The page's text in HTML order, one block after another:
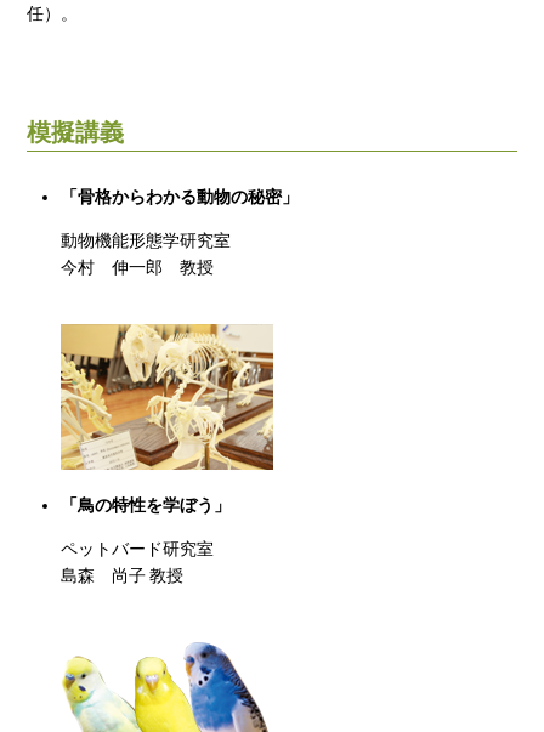
任）。
模擬講義
「骨格からわかる動物の秘密」
動物機能形態学研究室
今村 伸一郎 教授
「鳥の特性を学ぼう」
ペットバード研究室
島森 尚子 教授